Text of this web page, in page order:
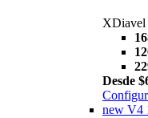
Desde
new V4